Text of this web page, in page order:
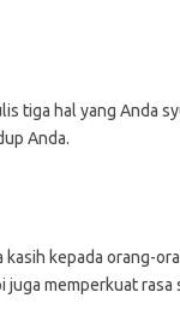
tiga hal yang Anda
Anda.
kepada orang-
memperkuat rasa